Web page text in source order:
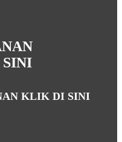
KLIK DI SINI